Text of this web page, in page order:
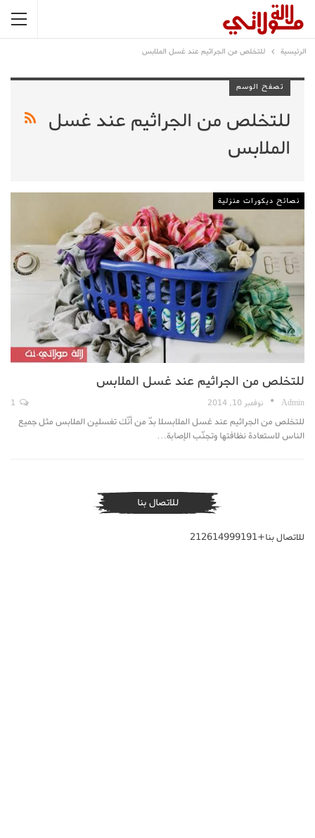
الرئيسية للتخلص من الجراثيم عند غسل الملابس
تصفح الوسم
للتخلص من الجراثيم عند غسل
الملابس
نصائح ديكورات منزلية
للتخلص من الجراثيم عند غسل الملابس
Admin نوفمبر 10, 2014
للتخلص من الجراثيم عند غسل الملابسلا بدّ من أنّك تغسلين الملابس مثل جميع
الناس لاستعادة نظافتها وتجنّب الإصابة…
للاتصال بنا
للاتصال بنا+212614999191